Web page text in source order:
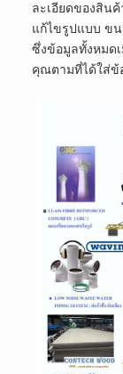
ละเอียดของสิ
แก้ไขรูปแบบ ขน
ซึ่งข้อมูลทั้งหมด
คุณตามที่ได้ใส่ข้